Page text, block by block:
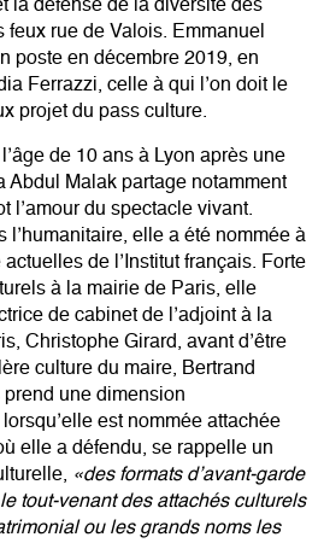
la défense de la diversité des
feux rue de Valois. Emmanuel
poste en décembre 2019, en
Ferrazzi, celle à qui l’on doit le
projet du pass culture.
de 10 ans à Lyon après une
Abdul Malak partage notamment
l’amour du spectacle vivant.
l’humanitaire, elle a été nommée à
de l’Institut français. Forte
à la mairie de Paris, elle
de cabinet de l’adjoint à la
Christophe Girard, avant d’être
culture du maire, Bertrand
une dimension
est nommée attachée
elle a défendu, se rappelle un
«des formats d’avant-garde
tout-venant des attachés culturels
ou les grands noms les